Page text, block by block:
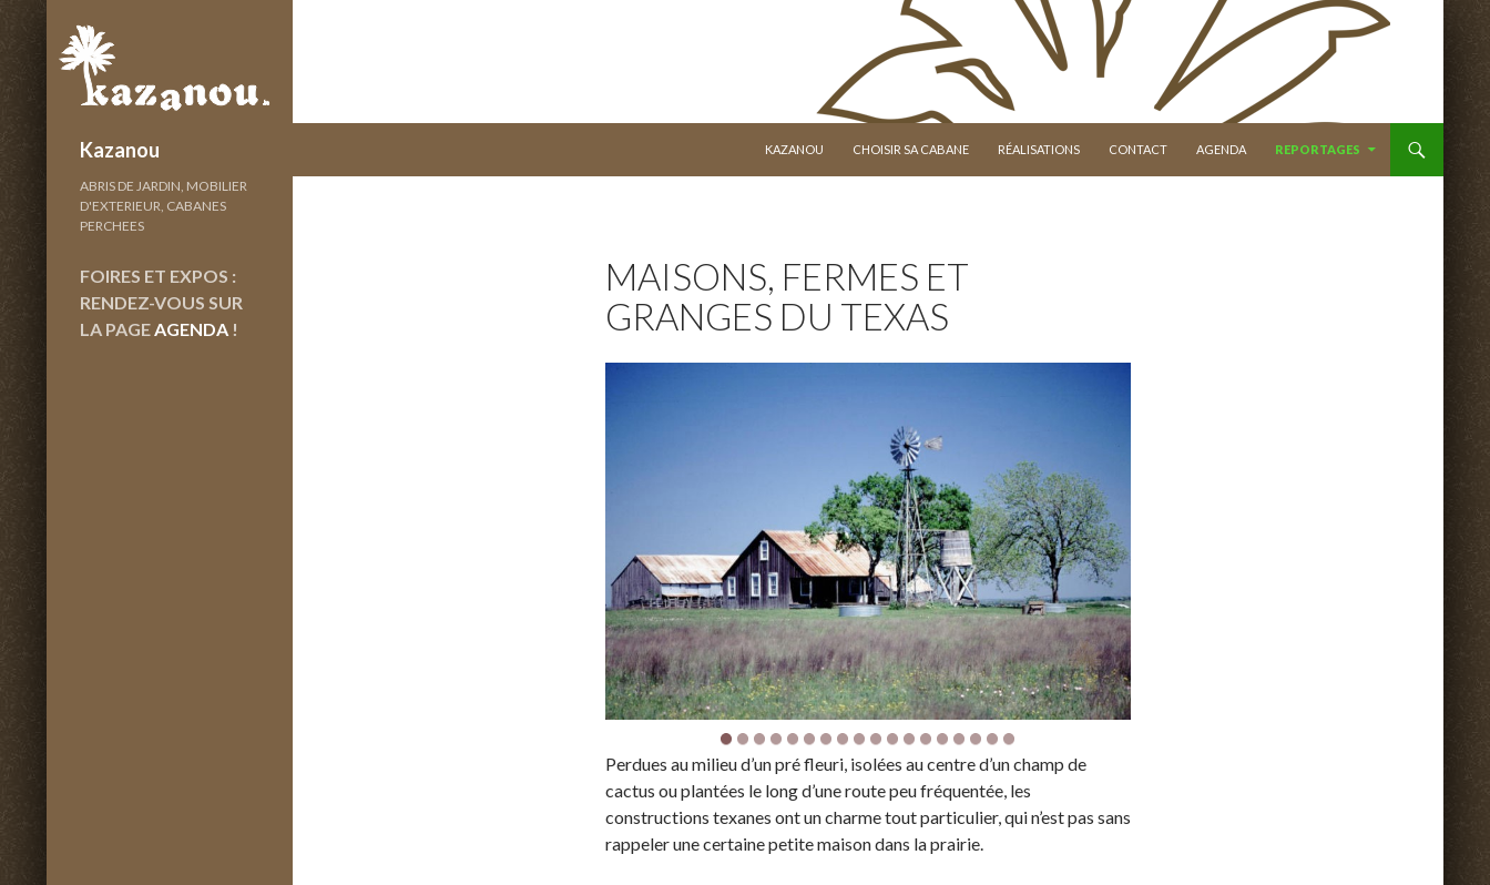
Kazanou
KAZANOU
CHOISIR SA CABANE RÉALISATIONS CONTACT AGENDA REPORTAGES
MAISONS, FERMES ET
GRANGES DU TEXAS
Perdues au milieu d’un pré fleuri, isolées au centre d’un champ de
cactus ou plantées le long d’une route peu fréquentée, les
constructions texanes ont un charme tout particulier, qui n’est pas sans
rappeler une certaine petite maison dans la prairie.
ABRIS DE JARDIN, MOBILIER
D'EXTERIEUR, CABANES
PERCHEES
FOIRES ET EXPOS :
RENDEZ-VOUS SUR
LA PAGEAGENDA !